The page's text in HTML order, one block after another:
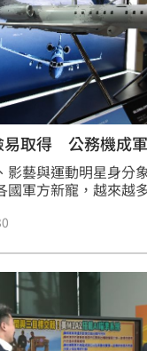
易取得 公務機成
影藝與運動明星身分
國軍方新寵，越來越